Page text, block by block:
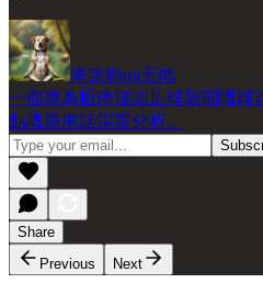
車迷狗up天地
一個專為厭倦罐頭足球新聞嘅球
點嘅廣東話深度分析。
Share
Previous
Next